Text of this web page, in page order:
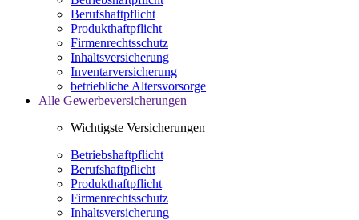
Berufshaftpflicht
Produkthaftpflicht
Firmenrechtsschutz
Inhaltsversicherung
Inventarversicherung
betriebliche Altersvorsorge
Alle Gewerbeversicherungen
Wichtigste Versicherungen
Betriebshaftpflicht
Berufshaftpflicht
Produkthaftpflicht
Firmenrechtsschutz
Inhaltsversicherung